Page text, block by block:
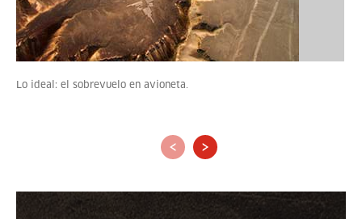
Lo ideal: el sobrevuelo en avioneta.
‹ ›